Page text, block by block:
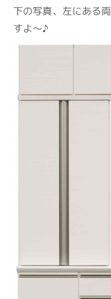
下の写真、左にある
すよ～♪